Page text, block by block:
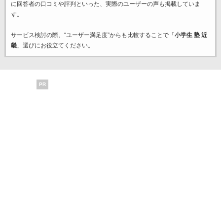
に回答者の口コミや評判といった、実際のユーザーの声も掲載していま
す。
サービス検討の際、“ユーザー満足度”からも比較することで「 小学生 塾 近
畿」選びにお役立てください。
PR